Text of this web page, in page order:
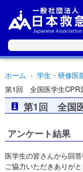
ホーム
学生・研修医
第1回 全国医学生CPR
第1回 全国
アンケート結果
医学生の皆さんから回
ご協力いただきありがと